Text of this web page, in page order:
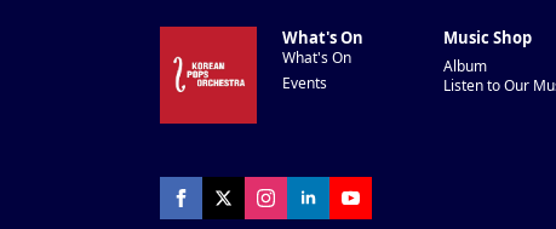
What's On
What's On
Events
Music Shop
Album
Listen to Our